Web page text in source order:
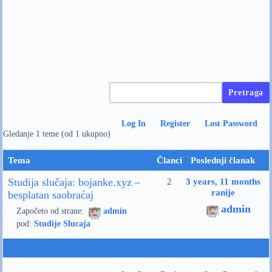
Log In Register
Lost Password
Gledanje 1 teme (od 1 ukupno)
Tema Članci Poslednji članak
Studija slučaja: bojanke.xyz –
besplatan saobraćaj
Započeto od strane:
admin
pod:Studije Slucaja
2
3 years, 11 months
ranije
admin